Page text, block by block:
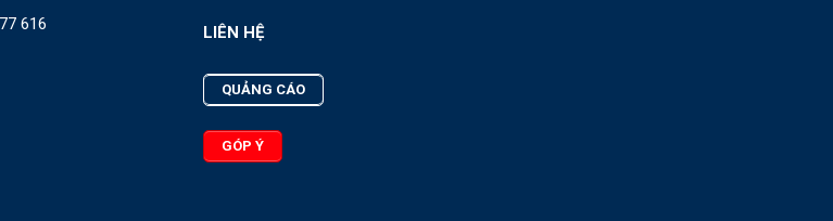
616 LIÊN HỆ
QUẢNG CÁO
GÓP Ý